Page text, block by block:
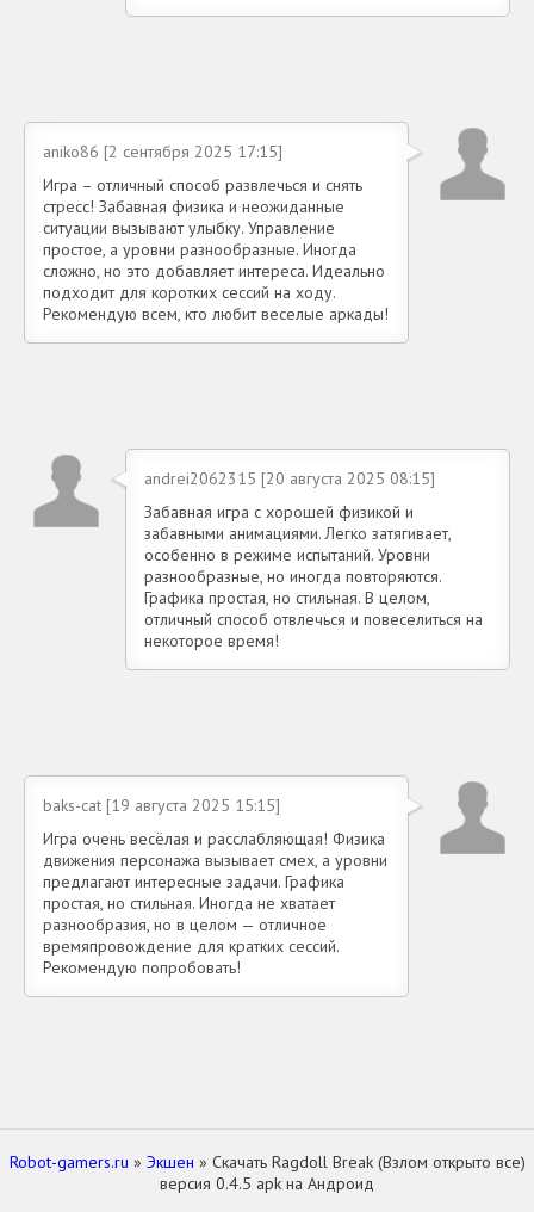
aniko86 [2 сентября 2025 17:15]
Игра – отличный способ развлечься и снять
стресс! Забавная физика и неожиданные
ситуации вызывают улыбку. Управление
простое, а уровни разнообразные. Иногда
сложно, но это добавляет интереса. Идеально
подходит для коротких сессий на ходу.
Рекомендую всем, кто любит веселые аркады!
andrei2062315 [20 августа 2025 08:15]
Забавная игра с хорошей физикой и
забавными анимациями. Легко затягивает,
особенно в режиме испытаний. Уровни
разнообразные, но иногда повторяются.
Графика простая, но стильная. В целом,
отличный способ отвлечься и повеселиться на
некоторое время!
baks-cat [19 августа 2025 15:15]
Игра очень весёлая и расслабляющая! Физика
движения персонажа вызывает смех, а уровни
предлагают интересные задачи. Графика
простая, но стильная. Иногда не хватает
разнообразия, но в целом — отличное
времяпровождение для кратких сессий.
Рекомендую попробовать!
Robot-gamers.ru » Экшен » Скачать Ragdoll Break (Взлом открыто все)
версия 0.4.5 apk на Андроид